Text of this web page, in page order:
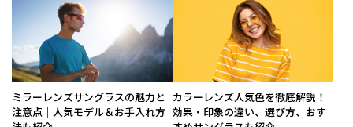
ミラーレンズサングラスの魅力と
注意点｜人気モデル＆お手入れ方
カラーレンズ人気色を徹底解説！
効果・印象の違い、選び方、おす